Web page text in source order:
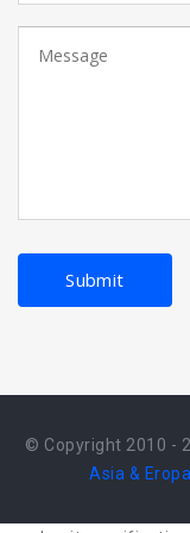
© Copyright 2010 -
Asia & Eropa